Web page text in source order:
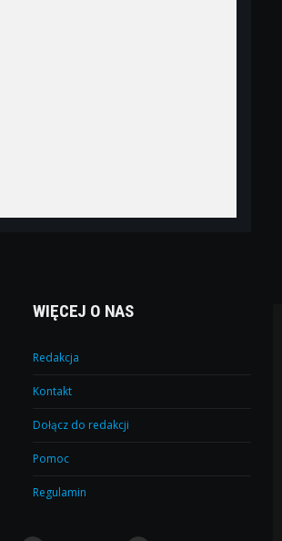
WIĘCEJ O NAS
Redakcja
Kontakt
Dołącz do redakcji
Pomoc
Regulamin